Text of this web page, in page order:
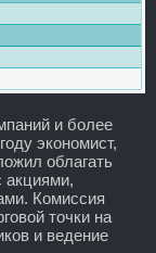
и более
экономист,
облагать
акциями,
Комиссия
точки на
и ведение